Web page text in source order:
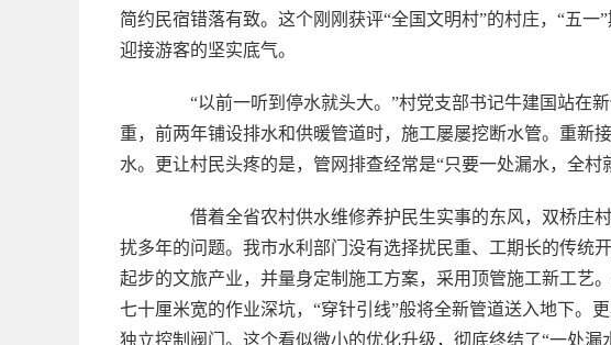
简约民宿错落有致。这个刚刚获评“全国文明村”的村庄，“五
迎接游客的坚实底气。
“以前一听到停水就头大。”村党支部书记牛建国站在
重，前两年铺设排水和供暖管道时，施工屡屡挖断水管。重
水。更让村民头疼的是，管网排查经常是“只要一处漏水，全村
借着全省农村供水维修养护民生实事的东风，双桥庄村
扰多年的问题。我市水利部门没有选择扰民重、工期长的传统
起步的文旅产业，并量身定制施工方案，采用顶管施工新工艺
七十厘米宽的作业深坑，“穿针引线”般将全新管道送入地下。
独立控制阀门。这个看似微小的优化升级，彻底终结了“一处漏